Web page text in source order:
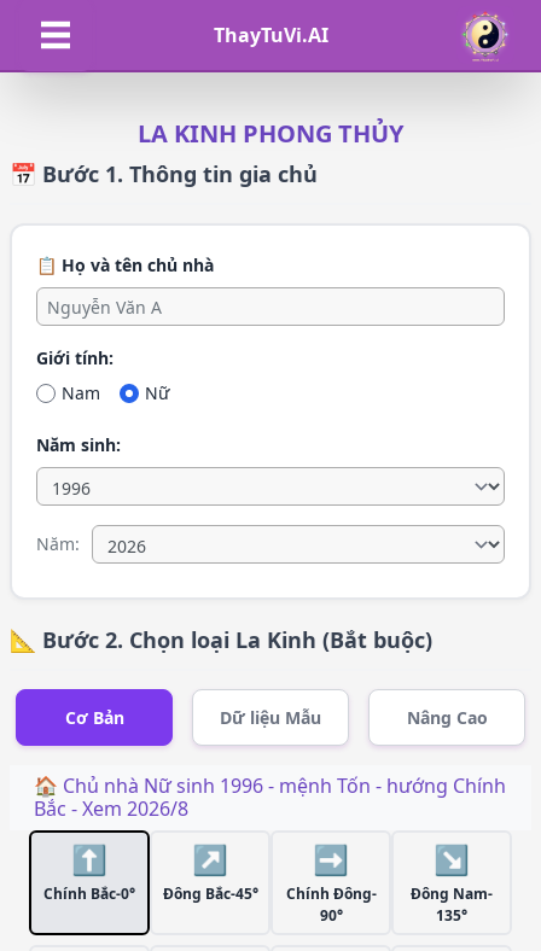
ThayTuVi.AI
LA KINH PHONG THỦY
📅 Bước 1. Thông tin gia chủ
📋 Họ và tên chủ nhà
Giới tính:
Nam
Nữ
Năm sinh:
Năm:
📐 Bước 2. Chọn loại La Kinh (Bắt buộc)
Cơ Bản Dữ liệu Mẫu Nâng Cao
🏠 Chủ nhà Nữsinh 1996- mệnh Tốn - hướng Chính
Bắc - Xem 2026/8
⬆️
Chính Bắc-0°
↗️
Đông Bắc-45°
➡️
Chính Đông-
90°
↘️
Đông Nam-
135°